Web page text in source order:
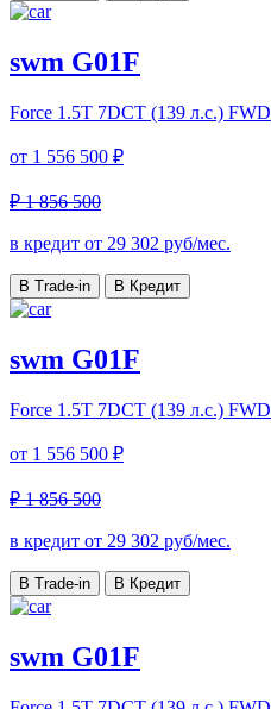
swm G01F
Force 1.5T 7DCT (139 л.с.) FWD
от 1 556 500 ₽
₽ 1 856 500
в кредит от 29 302 руб/мес.
В Trade-in В Кредит
swm G01F
Force 1.5T 7DCT (139 л.с.) FWD
от 1 556 500 ₽
₽ 1 856 500
в кредит от 29 302 руб/мес.
В Trade-in В Кредит
swm G01F